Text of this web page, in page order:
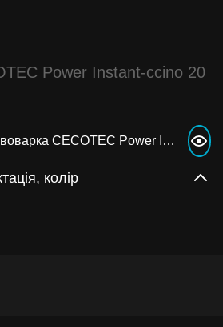
Power Instant-ccino 20
Інструкція Кавоварка CECOTEC Power Instant-ccino 20 Touch
колір